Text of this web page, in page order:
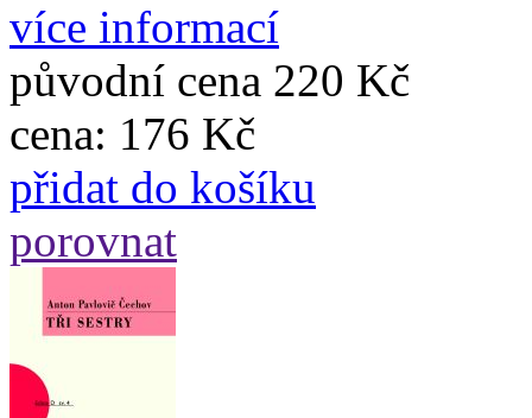
více informací
původní cena 220 Kč
cena: 176 Kč
přidat do košíku
porovnat